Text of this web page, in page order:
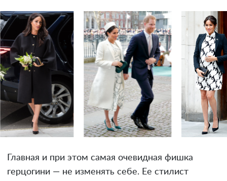
Главная и при этом самая очевидная фишка
герцогини — не изменять себе. Ее стилист